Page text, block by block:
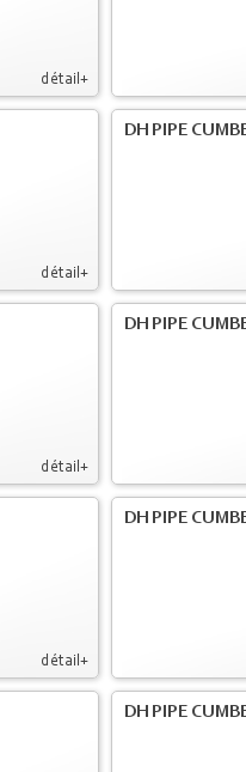
détail+
détail+
DH PIPE
détail+
DH PIPE
détail+
DH PIPE
DH PIPE